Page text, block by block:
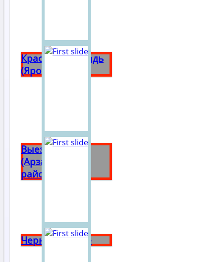
Красная площадь
(Ярославль)
Выездное
(Арзамасский
район)
Чернышевское